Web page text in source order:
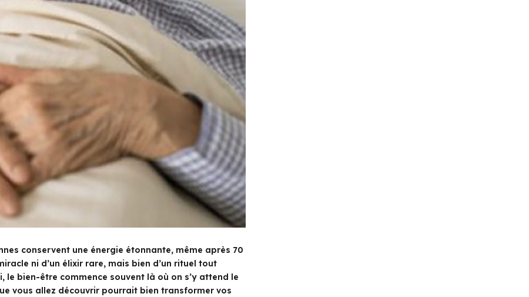
conservent une énergie étonnante, même après 70
ni d’un élixir rare, mais bien d’un rituel tout
le bien-être commence souvent là où on s’y attend le
vous allez découvrir pourrait bien transformer vos